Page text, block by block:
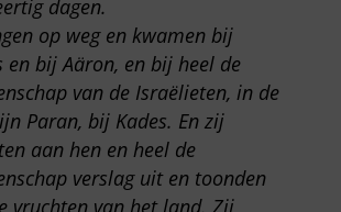
dagen.
op weg en kwamen bij
en bij Aäron, en bij heel de
van de Israëlieten, in de
Paran, bij Kades. En zij
aan hen en heel de
verslag uit en toonden